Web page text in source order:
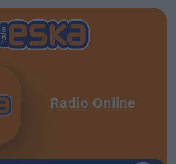
Radio Online